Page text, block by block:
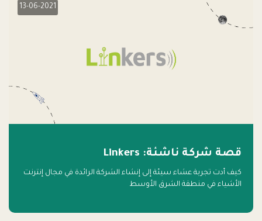
13-06-2021
قصة شركة ناشئة: Linkers
كيف أدت تجربة عشاء سيئة إلى إنشاء الشركة الرائدة في مجال إنترنت
الأشياء في منطقة الشرق الأوسط